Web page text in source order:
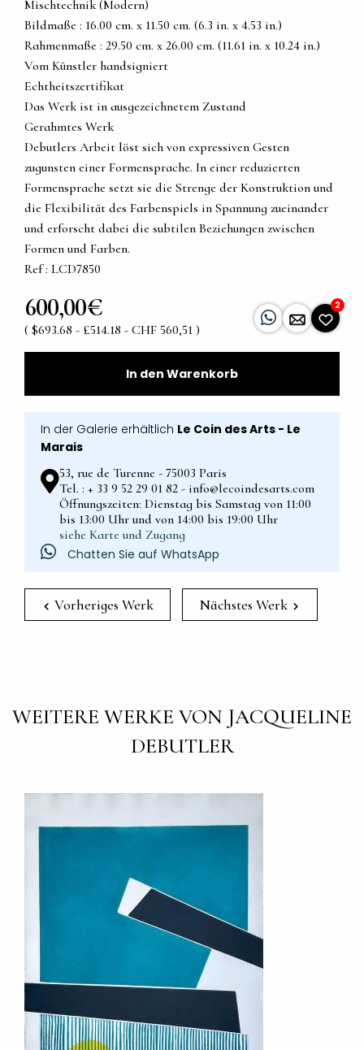
Mischtechnik (Modern)
Bildmaße : 16.00 cm. x 11.50 cm. (6.3 in. x 4.53 in.)
Rahmenmaße : 29.50 cm. x 26.00 cm. (11.61 in. x 10.24 in.)
Vom Künstler handsigniert
Echtheitszertifikat
Das Werk ist in ausgezeichnetem Zustand
Gerahmtes Werk
Debutlers Arbeit löst sich von expressiven Gesten
zugunsten einer Formensprache. In einer reduzierten
Formensprache setzt sie die Strenge der Konstruktion und
die Flexibilität des Farbenspiels in Spannung zueinander
und erforscht dabei die subtilen Beziehungen zwischen
Formen und Farben.
Ref : LCD7850
600,00€
( $693.68 - £514.18 - CHF 560,51 )
2
In den Warenkorb
In der Galerie erhältlich Le Coin des Arts - Le
Marais
53, rue de Turenne - 75003 Paris
Tel. : + 33 9 52 29 01 82 - info@lecoindesarts.com
Öffnungszeiten: Dienstag bis Samstag von 11:00
bis 13:00 Uhr und von 14:00 bis 19:00 Uhr
siehe Karte und Zugang
Chatten Sie auf WhatsApp
Vorheriges Werk Nächstes Werk
WEITERE WERKE VON JACQUELINE
DEBUTLER